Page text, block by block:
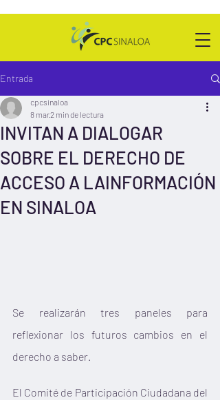
Entrada
INVITAN A DIALOGAR
SOBRE EL DERECHO DE
ACCESO A LAINFORMACIÓN
EN SINALOA
cpcsinaloa
8 mar2 min de lectura
Se realizarán tres paneles para
reflexionar los futuros cambios en el
derecho a saber.
El Comité de Participación Ciudadana del